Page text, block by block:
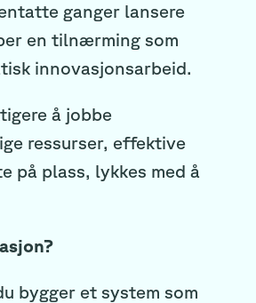
ganger lansere
en tilnærming som
innovasjonsarbeid.
å jobbe
ressurser, effektive
på plass, lykkes med å
bygger et system som